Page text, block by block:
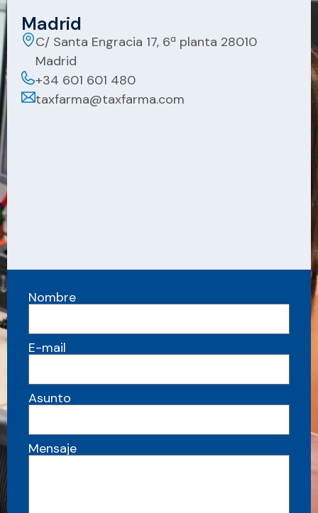
Madrid
C/ Santa Engracia 17, 6ª planta 28010
Madrid
+34 601 601 480
taxfarma@taxfarma.com
Nombre
E-mail
Asunto
Mensaje